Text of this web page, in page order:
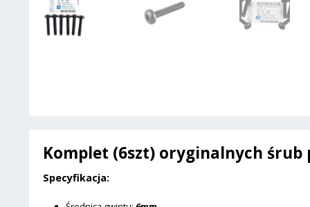
Komplet (6szt) oryginalnych śrub
Specyfikacja: